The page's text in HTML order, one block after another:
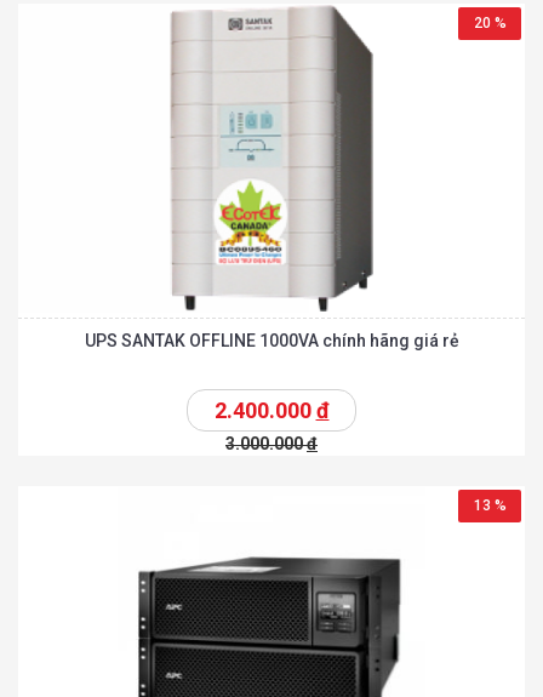
20 %
UPS SANTAK OFFLINE 1000VA chính hãng giá rẻ
2.400.000đ
3.000.000đ
13 %